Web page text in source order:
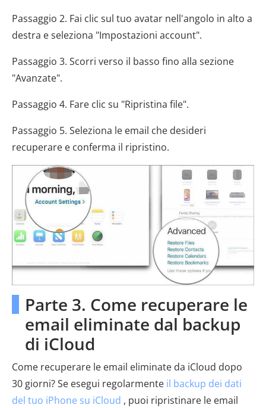
Passaggio 2. Fai clic sul tuo avatar nell'angolo in alto a
destra e seleziona "Impostazioni account".
Passaggio 3. Scorri verso il basso fino alla sezione
"Avanzate".
Passaggio 4. Fare clic su "Ripristina file".
Passaggio 5. Seleziona le email che desideri
recuperare e conferma il ripristino.
Parte 3. Come recuperare le
email eliminate dal backup
di iCloud
Come recuperare le email eliminate da iCloud dopo
30 giorni? Se esegui regolarmente il backup dei dati
del tuo iPhone su iCloud , puoi ripristinare le email